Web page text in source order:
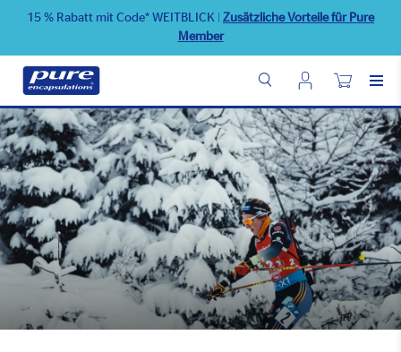
Direkt
Inhalt
15 % Rabatt mit Code* WEITBLICK
Zusätzliche Vorteile für Pure
Member
Wunschliste